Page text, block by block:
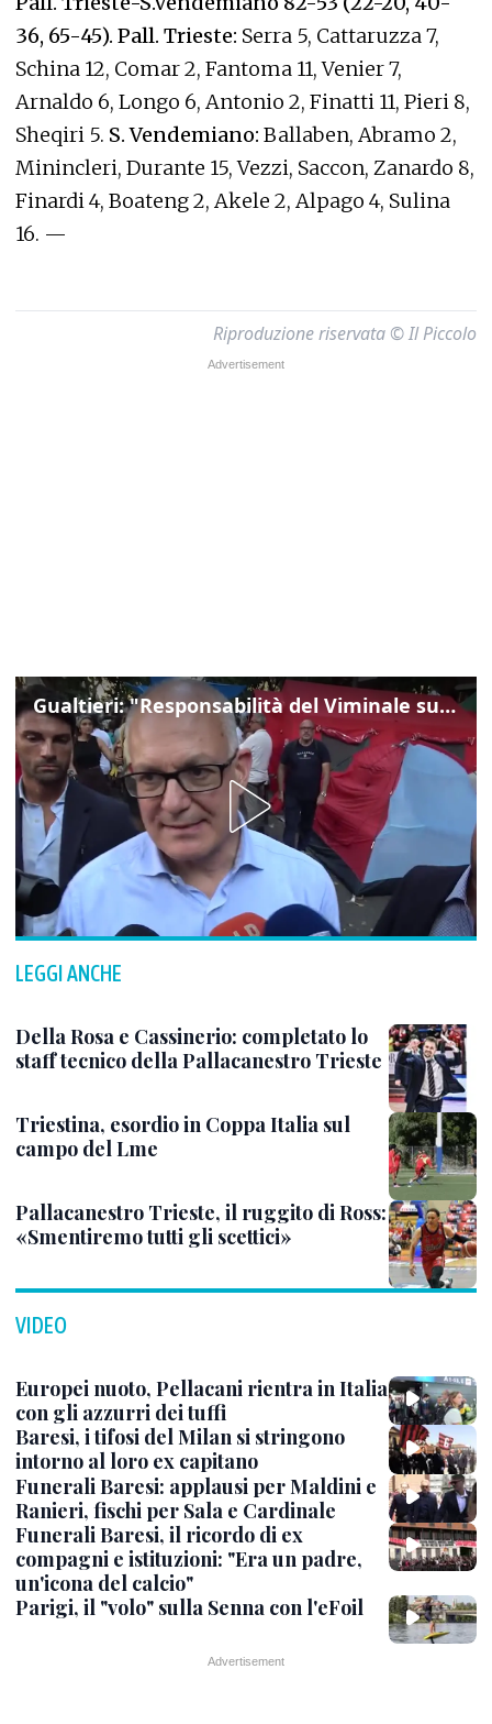
36, 65-45). Pall. Trieste: Serra 5, Cattaruzza 7,
Schina 12, Comar 2, Fantoma 11, Venier 7,
Arnaldo 6, Longo 6, Antonio 2, Finatti 11, Pieri 8,
Sheqiri 5. S. Vendemiano: Ballaben, Abramo 2,
Minincleri, Durante 15, Vezzi, Saccon, Zanardo 8,
Finardi 4, Boateng 2, Akele 2, Alpago 4, Sulina
16. —
Riproduzione riservata © Il Piccolo
Gualtieri: "Responsabilità del Viminale su Spin Time? La posizione dei partiti è nota"
LEGGI ANCHE
Della Rosa e Cassinerio: completato lo
staff tecnico della Pallacanestro Trieste
Triestina, esordio in Coppa Italia sul
campo del Lme
Pallacanestro Trieste, il ruggito di Ross:
«Smentiremo tutti gli scettici»
VIDEO
Europei nuoto, Pellacani rientra in Italia
con gli azzurri dei tuffi
Baresi, i tifosi del Milan si stringono
intorno al loro ex capitano
Funerali Baresi: applausi per Maldini e
Ranieri, fischi per Sala e Cardinale
Funerali Baresi, il ricordo di ex
compagni e istituzioni: "Era un padre,
un'icona del calcio"
Parigi, il "volo" sulla Senna con l'eFoil